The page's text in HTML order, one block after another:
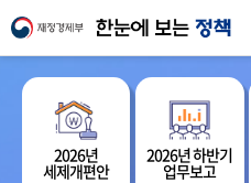
2026년
세제개편안
2026년 하반기
업무보고